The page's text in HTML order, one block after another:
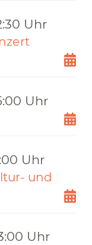
Uhr
Uhr
Uhr
und
Uhr